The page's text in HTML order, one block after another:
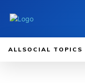
ALLSOCIAL TOPICS